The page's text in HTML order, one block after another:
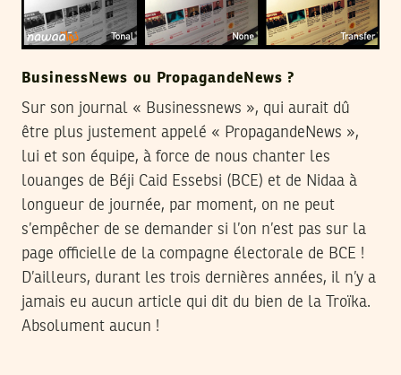
BusinessNews ou PropagandeNews ?
Sur son journal « Businessnews », qui aurait dû
être plus justement appelé « PropagandeNews »,
lui et son équipe, à force de nous chanter les
louanges de Béji Caid Essebsi (BCE) et de Nidaa à
longueur de journée, par moment, on ne peut
s’empêcher de se demander si l’on n’est pas sur la
page officielle de la compagne électorale de BCE !
D’ailleurs, durant les trois dernières années, il n’y a
jamais eu aucun article qui dit du bien de la Troïka.
Absolument aucun !